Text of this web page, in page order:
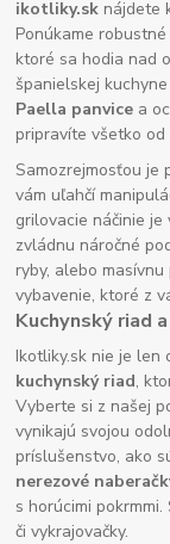
ikotliky.sk nájdete
Ponúkame robustné
ktoré sa hodia nad
španielskej
Paella panvice a
pripravíte všetko od
Samozrejmosťou je
vám uľahčí
grilovacie náčinie
zvládnu náročné
ryby, alebo
vybavenie, ktoré z
Kuchynský riad
Ikotliky.sk nie je
kuchynský riad,
Vyberte si z našej
vynikajú svojou
príslušenstvo, ako
nerezové
s horúcimi
či vykrajovačky.